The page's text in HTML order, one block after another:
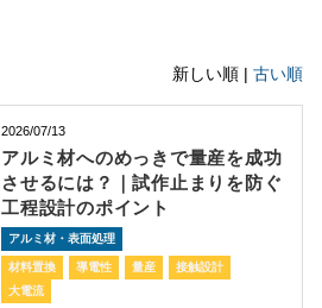
新しい順 | 古い順
2026/07/13
アルミ材へのめっきで量産を成功
させるには？｜試作止まりを防ぐ
工程設計のポイント
アルミ材・表面処理
材料置換 導電性 量産
接触設計
大電流